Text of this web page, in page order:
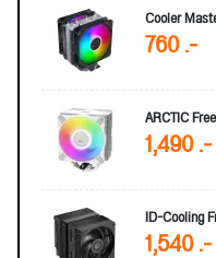
Cooler
760 .-
ARCTIC
1,490 .-
ID-Cooling
1,540 .-